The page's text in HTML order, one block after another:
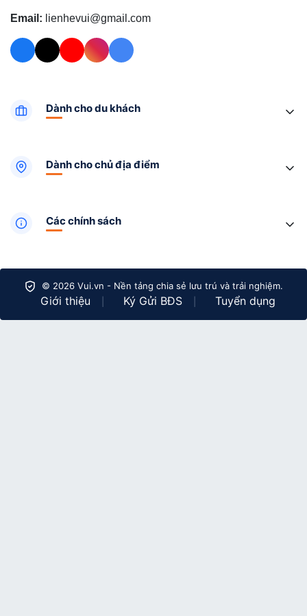
Email: lienhevui@gmail.com
Dành cho du khách
Dành cho chủ địa điểm
Các chính sách
© 2026 Vui.vn - Nền tảng chia sẻ lưu trú và trải nghiệm.
Giới thiệu Ký Gửi BĐS Tuyển dụng